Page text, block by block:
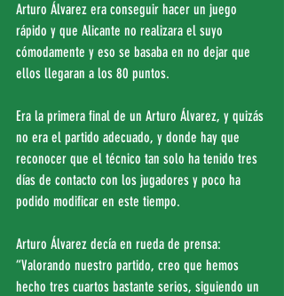
Arturo Álvarez era conseguir hacer un juego
rápido y que Alicante no realizara el suyo
cómodamente y eso se basaba en no dejar que
ellos llegaran a los 80 puntos.
Era la primera final de un Arturo Álvarez, y quizás
no era el partido adecuado, y donde hay que
reconocer que el técnico tan solo ha tenido tres
días de contacto con los jugadores y poco ha
podido modificar en este tiempo.
Arturo Álvarez decía en rueda de prensa:
“Valorando nuestro partido, creo que hemos
hecho tres cuartos bastante serios, siguiendo un